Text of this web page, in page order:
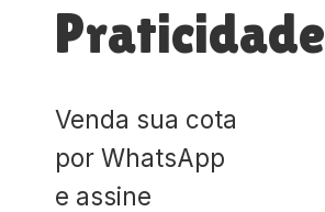
Praticidade
Venda sua cota
por WhatsApp
e assine